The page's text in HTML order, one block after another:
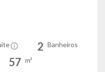
2 Banheiros
57 m²